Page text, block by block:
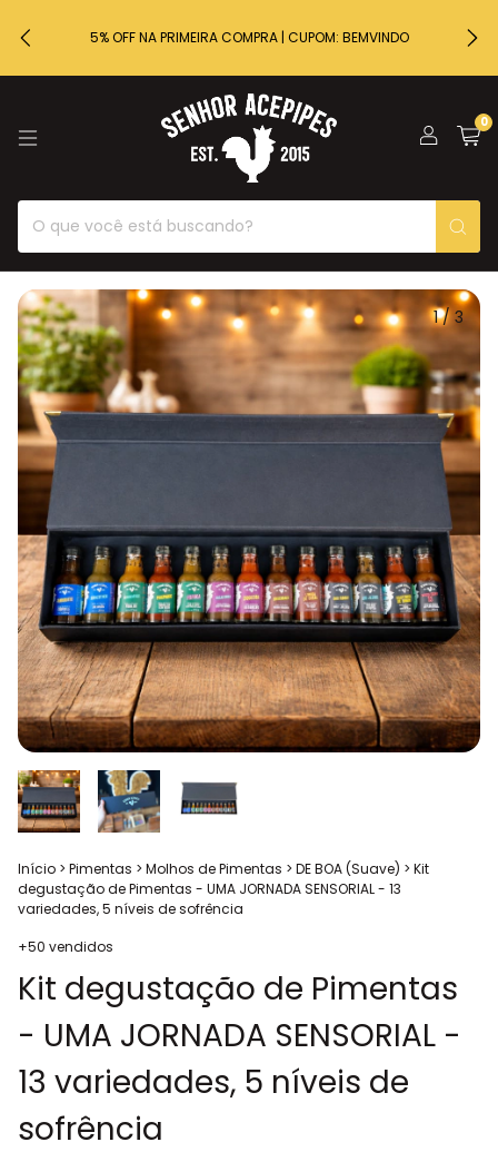
5% OFF NA PRIMEIRA COMPRA | CUPOM: BEMVINDO
0
1/ 3
Início > Pimentas > Molhos de Pimentas > DE BOA (Suave) > Kit
degustação de Pimentas - UMA JORNADA SENSORIAL - 13
variedades, 5 níveis de sofrência
+50 vendidos
Kit degustação de Pimentas
- UMA JORNADA SENSORIAL -
13 variedades, 5 níveis de
sofrência